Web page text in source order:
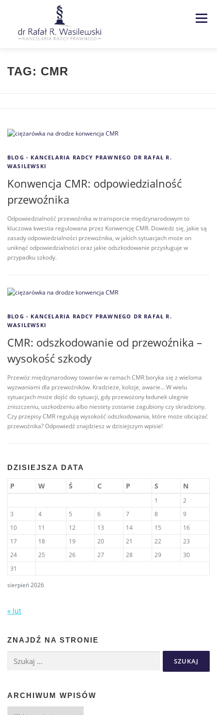
Menu
Strona główna
Blog
TAG: CMR
BLOG - KANCELARIA RADCY PRAWNEGO DR RAFAŁ R.
WASILEWSKI
Konwencja CMR: odpowiedzialność
przewoźnika
Odpowiedzialność przewoźnika w transporcie międzynarodowym to
kluczowa kwestia regulowana przez Konwencję CMR. Dowiedz się, jakie są
zasady odpowiedzialności przewoźnika, w jakich sytuacjach może on
uniknąć odpowiedzialności oraz jakie odszkodowanie przysługuje w
przypadku szkody.
BLOG - KANCELARIA RADCY PRAWNEGO DR RAFAŁ R.
WASILEWSKI
CMR: odszkodowanie od przewoźnika –
wysokość szkody
Przewóz międzynarodowy towarów w ramach CMR boryka się z wieloma
wyzwaniami dla przewoźników. Kradzieże, kolizje, awarie… W wielu
sytuacjach może dojść do sytuacji, gdy przewożony ładunek ulegnie
zniszczeniu, uszkodzeniu albo niestety zostanie zagubiony czy skradziony.
Czy przepisy CMR regulują wysokość odszkodowania, które może obciążać
przewoźnika? Odpowiedź znajdziesz w dzisiejszym wpisie!
DZISIEJSZA DATA
sierpień 2026
P W Ś C P S N
1
2
3
4 5 6 7 8
9
10
11 12 13 14 15
16
17
18 19 20 21 22
23
24
25 26 27 28 29
30
31
« lut
ZNAJDŹ NA STRONIE
ARCHIWUM WPISÓW